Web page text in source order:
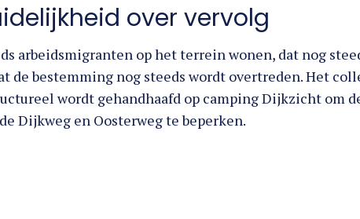
over vervolg
arbeidsmigranten op het terrein wonen, dat nog
de bestemming nog steeds wordt overtreden. Het
wordt gehandhaafd op camping Dijkzicht om
Dijkweg en Oosterweg te beperken.